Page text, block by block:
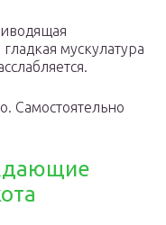
мускулатура
Самостоятельно